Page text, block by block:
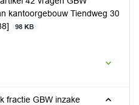
kantoorgebouw Tiendweg 30
98 KB
fractie GBW inzake